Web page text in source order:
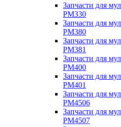
Запчасти для
PM330
Запчасти для
PM380
Запчасти для
PM381
Запчасти для
PM400
Запчасти для
PM401
Запчасти для
PM4506
Запчасти для
PM4507